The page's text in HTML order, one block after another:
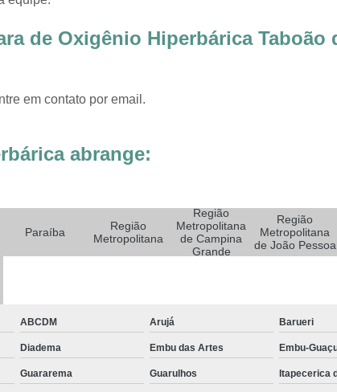
Sistemas Oxigenoterapia em Campina
Sistemas Oxigenoterapia em
Sistemas Oxigenoterapia para Pé Diabético
Tratamento de
Tratamento de
Tratamento de Feridas Enfermagem em
de Oxigênio Hiperbárica Taboão
em contato por email.
abrange:
Paraíba
Região
Metropolitana
Região
Metropolitana
de Campina
Grande
Região
Metropolitana
de João Pessoa
ABCDM Arujá Barueri
Diadema Embu das Artes Embu-
Guararema Guarulhos Itapecerica